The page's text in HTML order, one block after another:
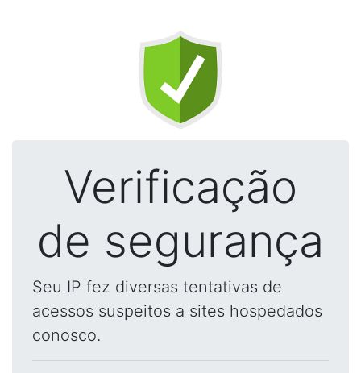
Verificação
de segurança
Seu IP fez diversas tentativas de
acessos suspeitos a sites hospedados
conosco.